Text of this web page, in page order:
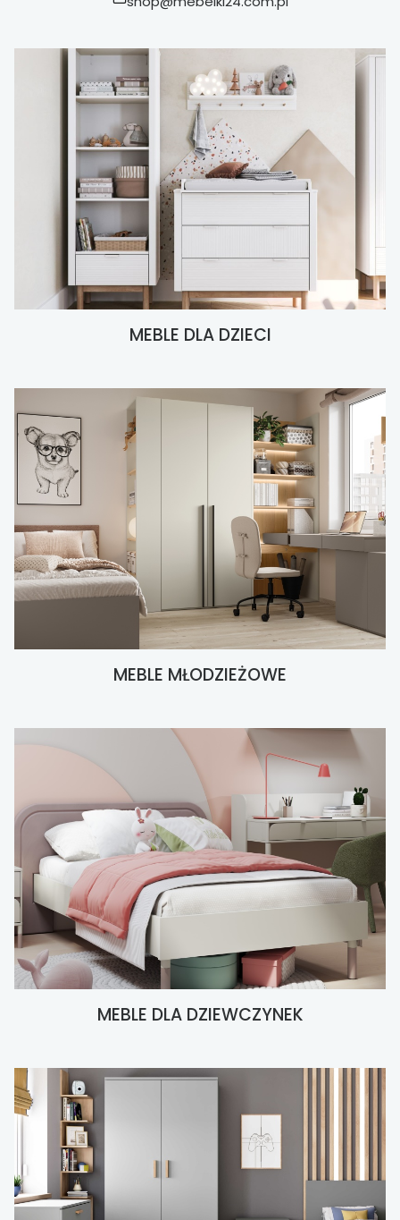
MEBLE DLA DZIECI
MEBLE MŁODZIEŻOWE
MEBLE DLA DZIEWCZYNEK